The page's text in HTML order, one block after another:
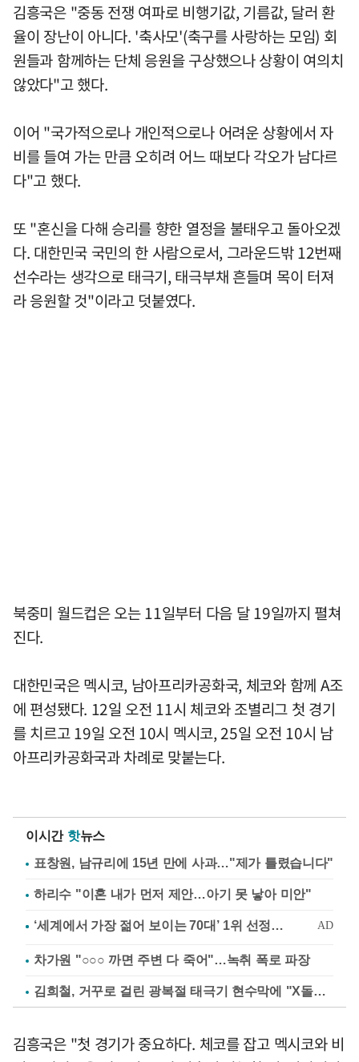
김흥국은 "중동 전쟁 여파로 비행기값, 기름값, 달러 환
율이 장난이 아니다. '축사모'(축구를 사랑하는 모임) 회
원들과 함께하는 단체 응원을 구상했으나 상황이 여의치
않았다"고 했다.
이어 "국가적으로나 개인적으로나 어려운 상황에서 자
비를 들여 가는 만큼 오히려 어느 때보다 각오가 남다르
다"고 했다.
또 "혼신을 다해 승리를 향한 열정을 불태우고 돌아오겠
다. 대한민국 국민의 한 사람으로서, 그라운드밖 12번째
선수라는 생각으로 태극기, 태극부채 흔들며 목이 터져
라 응원할 것"이라고 덧붙였다.
북중미 월드컵은 오는 11일부터 다음 달 19일까지 펼쳐
진다.
대한민국은 멕시코, 남아프리카공화국, 체코와 함께 A조
에 편성됐다. 12일 오전 11시 체코와 조별리그 첫 경기
를 치르고 19일 오전 10시 멕시코, 25일 오전 10시 남
아프리카공화국과 차례로 맞붙는다.
이시간 핫뉴스
표창원, 남규리에 15년 만에 사과…"제가 틀렸습니다"
하리수 "이혼 내가 먼저 제안…아기 못 낳아 미안"
차가원 "○○○ 까면 주변 다 죽어"…녹취 폭로 파장
김희철, 거꾸로 걸린 광복절 태극기 현수막에 "X돌았네"
김흥국은 "첫 경기가 중요하다. 체코를 잡고 멕시코와 비